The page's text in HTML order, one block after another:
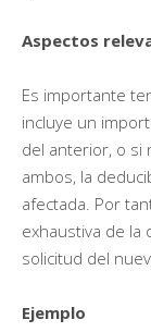
Aspectos
Es importante
incluye un
del anterior, o si
ambos, la
afectada. Por
exhaustiva de la
solicitud del
Ejemplo